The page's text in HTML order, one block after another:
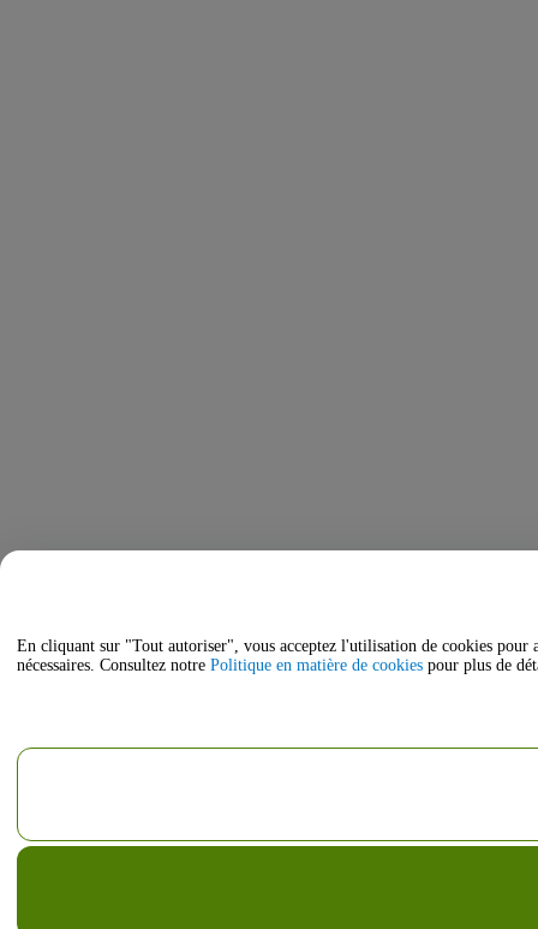
En cliquant sur "Tout autoriser", vous acceptez l'utilisation de cookies
nécessaires. Consultez notre Politique en matière de cookies pour plus de